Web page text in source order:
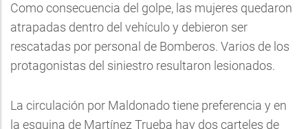
Como consecuencia del golpe, las mujeres quedaron
atrapadas dentro del vehículo y debieron ser
rescatadas por personal de Bomberos. Varios de los
protagonistas del siniestro resultaron lesionados.
La circulación por Maldonado tiene preferencia y en
la esquina de Martínez Trueba hay dos carteles de